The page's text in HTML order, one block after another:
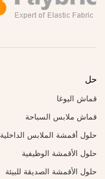
حل
قماش اليوغا
قماش ملابس السباحة
حلول أقمشة الملابس الداخلية
حلول الأقمشة الوظيفية
حلول الأقمشة الصديقة للبيئة